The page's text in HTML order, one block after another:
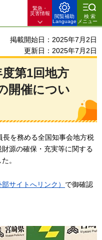
緊急・
災害情報
閲覧補助
Language
検索
メニュー
掲載開始日：2025年7月2日
更新日：2025年7月2日
第1回地方
開催につい
長を務める全国知事会地方税
源の確保・充実等に関する
。
サイトへリンク） で御確認